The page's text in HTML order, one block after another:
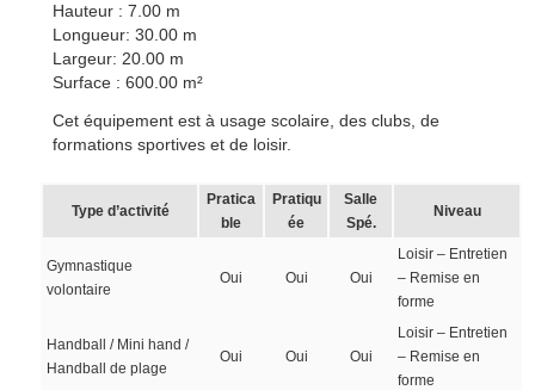
Hauteur : 7.00 m
Longueur: 30.00 m
Largeur: 20.00 m
Surface : 600.00 m²
Cet équipement est à usage scolaire, des clubs, de
formations sportives et de loisir.
Type d’activité
Pratica
ble
Pratiqu
ée
Salle
Spé.
Niveau
Gymnastique
volontaire
Oui Oui Oui
Loisir – Entretien
– Remise en
forme
Handball / Mini hand /
Handball de plage
Oui Oui Oui
Loisir – Entretien
– Remise en
forme